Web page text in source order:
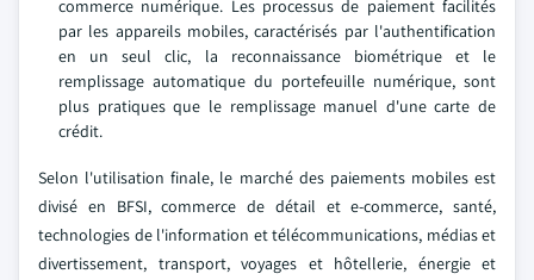
commerce numérique. Les processus de paiement facilités
par les appareils mobiles, caractérisés par l'authentification
en un seul clic, la reconnaissance biométrique et le
remplissage automatique du portefeuille numérique, sont
plus pratiques que le remplissage manuel d'une carte de
crédit.
Selon l'utilisation finale, le marché des paiements mobiles est
divisé en BFSI, commerce de détail et e-commerce, santé,
technologies de l'information et télécommunications, médias et
divertissement, transport, voyages et hôtellerie, énergie et